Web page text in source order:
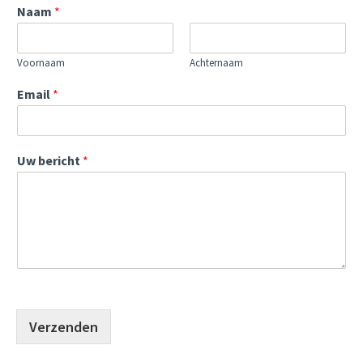
Naam *
Voornaam Achternaam
Email *
Uw bericht *
Verzenden